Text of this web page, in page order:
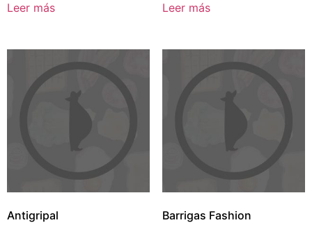
Leer más Leer más
Antigripal Barrigas Fashion